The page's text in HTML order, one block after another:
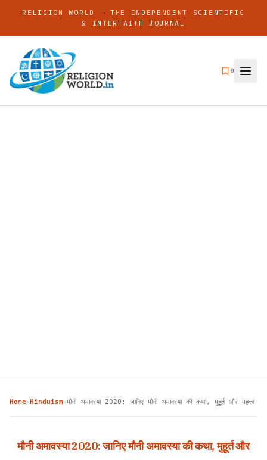
RELIGION WORLD — THE INDEPENDENT SCIENTIFIC
& INTERFAITH JOURNAL
0
Home› Hinduism›मौनी अमावस्या 2020: जानिए मौनी अमावस्या की कथा, मुहूर्त और महत्त्व
मौनी अमावस्या 2020: जानिए मौनी अमावस्या की कथा, मुहूर्त और